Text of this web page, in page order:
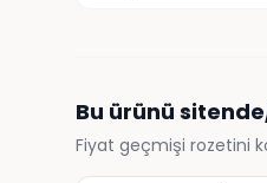
Bu ürünü
Fiyat geçmişi rozetini